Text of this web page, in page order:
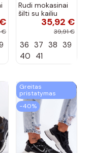
€
Rudi mokasinai
šilti su kailiu
35,92 €
39,91 €
36 37 38 39
40 41
Greitas
pristatymas
−40%